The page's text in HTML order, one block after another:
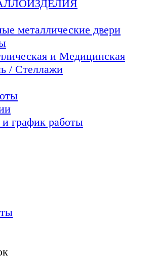
металлические двери
и Медицинская
/ Стеллажи
график работы